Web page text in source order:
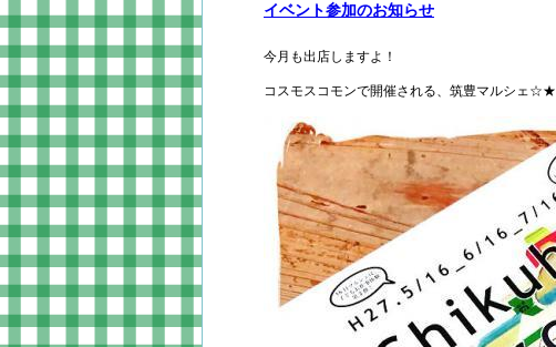
イベント参加のお知らせ
今月も出店しますよ！
コスモスコモンで開催される、筑豊マルシェ☆★